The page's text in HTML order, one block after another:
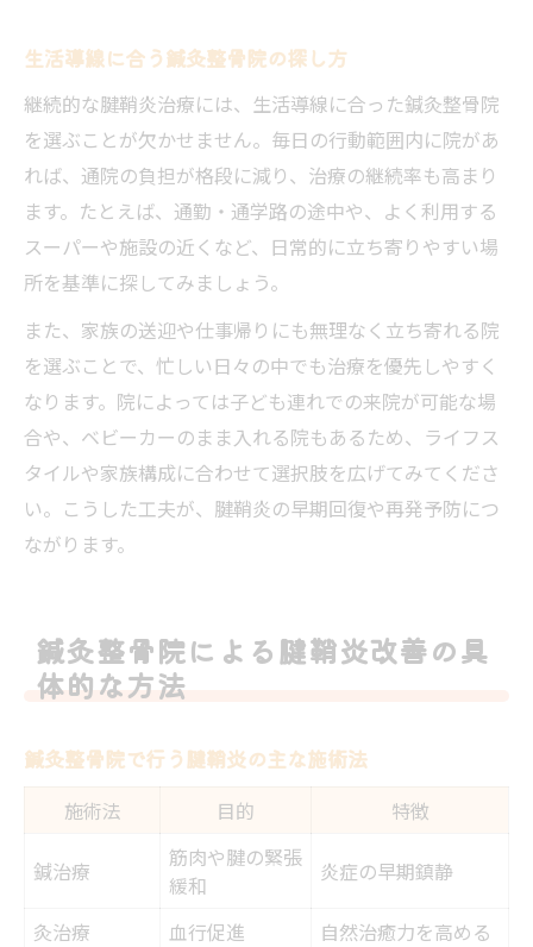
生活導線に合う鍼灸整骨院の探し方
継続的な腱鞘炎治療には、生活導線に合った鍼灸整骨院
を選ぶことが欠かせません。毎日の行動範囲内に院があ
れば、通院の負担が格段に減り、治療の継続率も高まり
ます。たとえば、通勤・通学路の途中や、よく利用する
スーパーや施設の近くなど、日常的に立ち寄りやすい場
所を基準に探してみましょう。
また、家族の送迎や仕事帰りにも無理なく立ち寄れる院
を選ぶことで、忙しい日々の中でも治療を優先しやすく
なります。院によっては子ども連れでの来院が可能な場
合や、ベビーカーのまま入れる院もあるため、ライフス
タイルや家族構成に合わせて選択肢を広げてみてくださ
い。こうした工夫が、腱鞘炎の早期回復や再発予防につ
ながります。
鍼灸整骨院による腱鞘炎改善の具
体的な方法
鍼灸整骨院で行う腱鞘炎の主な施術法
施術法 目的 特徴
鍼治療
筋肉や腱の緊張
緩和
炎症の早期鎮静
灸治療 血行促進 自然治癒力を高める